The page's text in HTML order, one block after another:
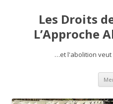
Les Droits
L’Approche
…et l'abolition veut